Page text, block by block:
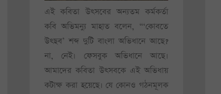
এই কবিতা উৎসবের অন্যতম কর্মকর্তা
কবি অভিমন্যু মাহাত বলেন, “‘কোবতে
উৎছব’ শব্দ দুটি বাংলা অভিধানে আছে?
না, নেই। ফেসবুক অভিধানে আছে।
আমাদের কবিতা উৎসবকে এই অভিধায়
কটাক্ষ করা হয়েছে। যে কোনও গঠনমূলক